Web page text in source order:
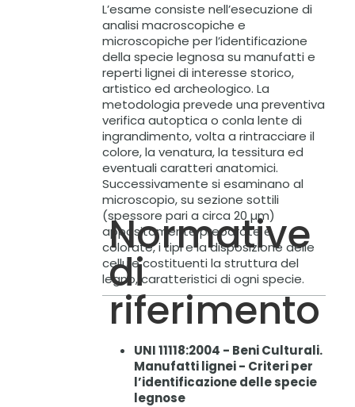
L’esame consiste nell’esecuzione di
analisi macroscopiche e
microscopiche per l’identificazione
della specie legnosa su manufatti e
reperti lignei di interesse storico,
artistico ed archeologico. La
metodologia prevede una preventiva
verifica autoptica o conla lente di
ingrandimento, volta a rintracciare il
colore, la venatura, la tessitura ed
eventuali caratteri anatomici.
Successivamente si esaminano al
microscopio, su sezione sottili
(spessore pari a circa 20 µm)
appositamente preparate e
colorate, i tipi e la disposizione delle
cellule costituenti la struttura del
legno, caratteristici di ogni specie.
Normative
di
riferimento
UNI 11118:2004 - Beni Culturali.
Manufatti lignei - Criteri per
l’identificazione delle specie
legnose